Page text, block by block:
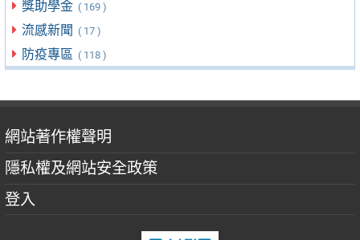
獎助學金 ( 169 )
流感新聞 ( 17 )
防疫專區 ( 118 )
網站著作權聲明
隱私權及網站安全政策
登入